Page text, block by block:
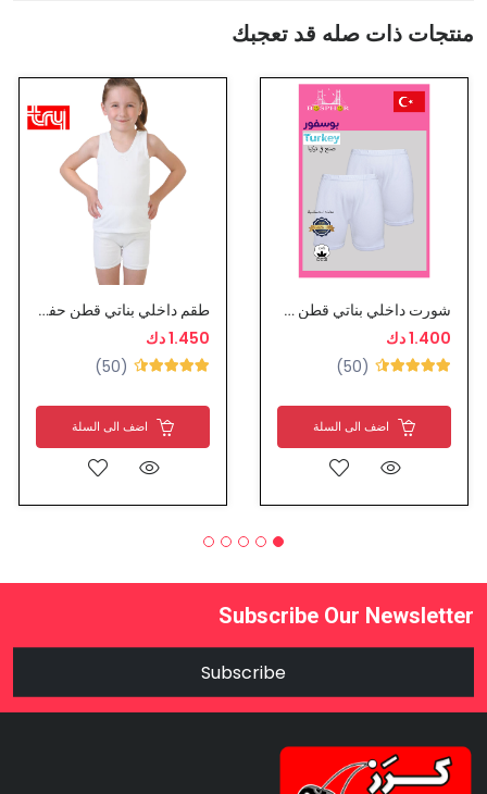
منتجات ذات صله قد تعجبك
شورت داخلي بناتي قطن 2 حبة
1.400 دك
(50)
اضف الى السلة
طقم داخلي بناتي قطن حفر عريض - تراي
1.450 دك
(50)
اضف الى السلة
Subscribe Our Newsletter
Subscribe